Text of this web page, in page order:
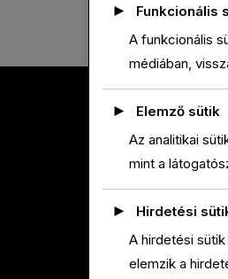
►
Funkcionális
A funkcionális
médiában,
►
Elemző sütik
Az analitikai
mint a
►
Hirdetési
A hirdetési
elemzik a